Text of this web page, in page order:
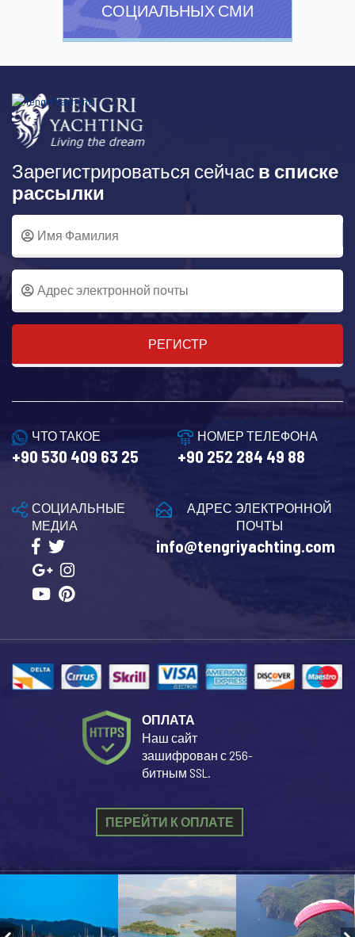
СОЦИАЛЬНЫХ СМИ
Зарегистрироваться сейчас в списке
рассылки
РЕГИСТР
ЧТО ТАКОЕ
+90 530 409 63 25
НОМЕР ТЕЛЕФОНА
+90 252 284 49 88
АДРЕС ЭЛЕКТРОННОЙ
ПОЧТЫ
info@tengriyachting.com
СОЦИАЛЬНЫЕ
МЕДИА
ОПЛАТА
Наш сайт
зашифрован с 256-
битным SSL.
ПЕРЕЙТИ К ОПЛАТЕ